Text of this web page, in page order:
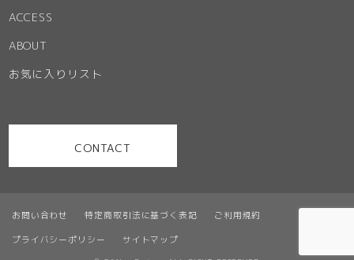
お問い合わせ 特定商取引法に基づく表記 ご利用規約
プライバシーポリシー サイトマップ
ACCESS
ABOUT
お気に入りリスト
CONTACT